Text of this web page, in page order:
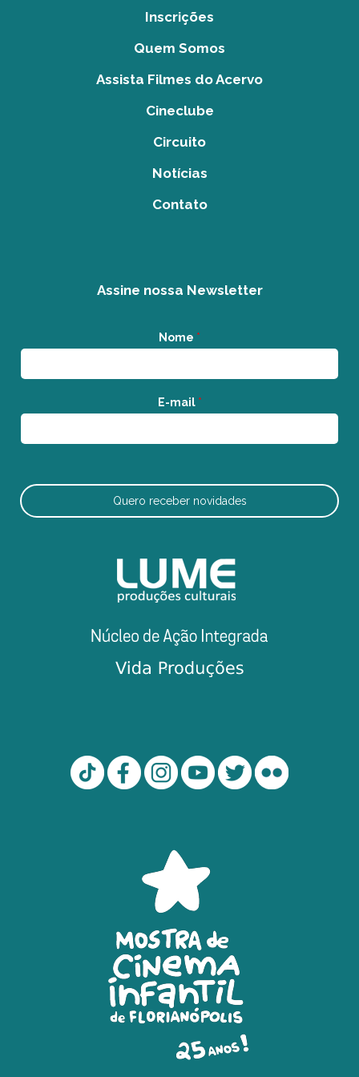
Inscrições
Quem Somos
Assista Filmes do Acervo
Cineclube
Circuito
Notícias
Contato
Assine nossa Newsletter
Nome *
E-mail *
Quero receber novidades